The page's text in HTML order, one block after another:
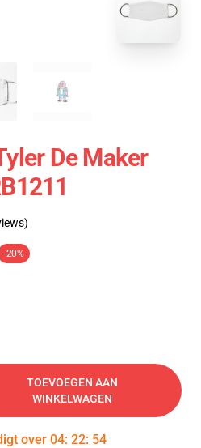
De Maker
-20%
TOEVOEGEN AAN
WINKELWAGEN
over 04: 22: 54